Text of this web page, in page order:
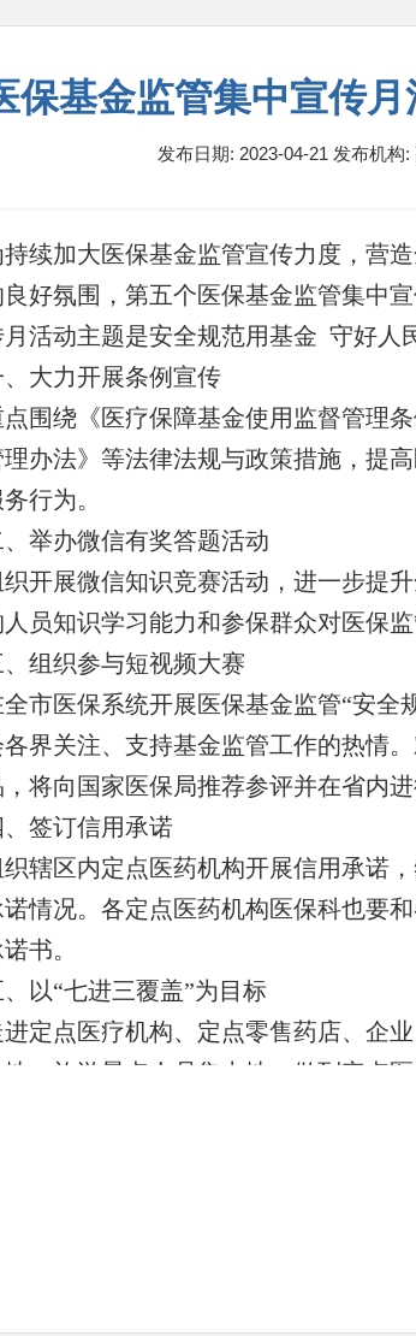
保基金监管集中宣传月
发布日期: 2023-04-21 发布机构:
持续加大医保基金监管宣传力度，营
好氛围，第五个医保基金监管集中
活动主题是安全规范用基金 守好人
、大力开展条例宣传
点围绕《医疗保障基金使用监督管理
理办法》等法律法规与政策措施，提
行为。
、举办微信有奖答题活动
织开展微信知识竞赛活动，进一步提
员知识学习能力和参保群众对医保监
、组织参与短视频大赛
市医保系统开展医保基金监管“安全
各界关注、支持基金监管工作的热情
将向国家医保局推荐参评并在省内进
、签订信用承诺
织辖区内定点医药机构开展信用承诺
情况。各定点医药机构医保科也要
书。
、以“七进三覆盖”为目标
进定点医疗机构、定点零售药店、企
地、旅游景点人员集中地，做到定点